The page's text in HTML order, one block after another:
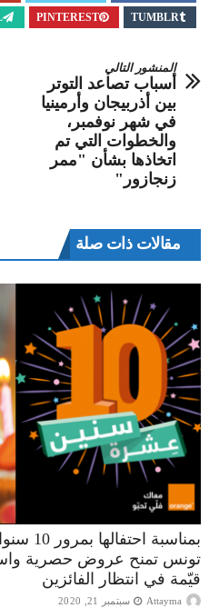
TUMBLR
PINTEREST
المنشور التالي
أسباب تصاعد التوتر
بين أذربيجان وأرمينيا
في شهر نوفمبر،
والخطوات التي تم
اتخاذها بشأن "ممر
زنجازور"
مقالات ذات صلة
تونس تمنح عروض حصرية
قيّمة في انتظار الفائزين
Attayma سبتمبر 21, 2020